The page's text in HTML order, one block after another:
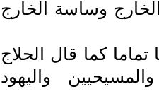
الخارج وساسة الخارج
كما قال الحلاج
واليهود